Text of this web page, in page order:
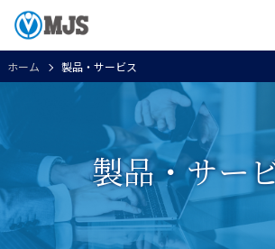
ホーム 製品・サービス
製品・サー